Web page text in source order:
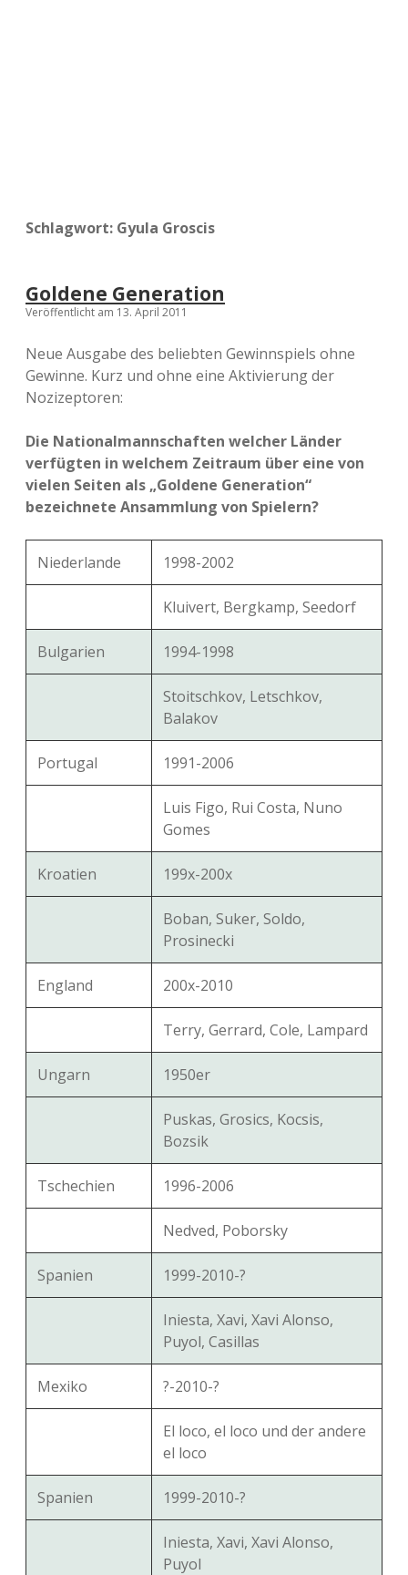
Schlagwort: Gyula Groscis
Goldene Generation
Veröffentlicht am 13. April 2011
Neue Ausgabe des beliebten Gewinnspiels ohne
Gewinne. Kurz und ohne eine Aktivierung der
Nozizeptoren:
Die Nationalmannschaften welcher Länder
verfügten in welchem Zeitraum über eine von
vielen Seiten als „Goldene Generation“
bezeichnete Ansammlung von Spielern?
Niederlande 1998-2002
Kluivert, Bergkamp, Seedorf
Bulgarien 1994-1998
Stoitschkov, Letschkov,
Balakov
Portugal 1991-2006
Luis Figo, Rui Costa, Nuno
Gomes
Kroatien 199x-200x
Boban, Suker, Soldo,
Prosinecki
England 200x-2010
Terry, Gerrard, Cole, Lampard
Ungarn 1950er
Puskas, Grosics, Kocsis,
Bozsik
Tschechien 1996-2006
Nedved, Poborsky
Spanien 1999-2010-?
Iniesta, Xavi, Xavi Alonso,
Puyol, Casillas
Mexiko ?-2010-?
El loco, el loco und der andere
el loco
Spanien 1999-2010-?
Iniesta, Xavi, Xavi Alonso,
Puyol